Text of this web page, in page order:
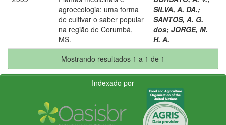
agroecologia: uma forma
de cultivar o saber popular
na região de Corumbá,
MS.
SILVA, A. DA.;
SANTOS, A. G.
dos; JORGE, M.
H. A.
Mostrando resultados 1 a 1 de 1
Indexado por